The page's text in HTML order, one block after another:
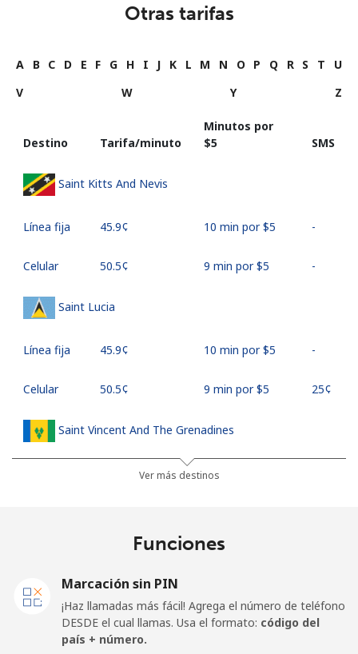
Otras tarifas
A B C D E F G H I J K L M N O P Q R S T
U
V
W Y Z
Destino Tarifa/minuto
Minutos por
⁦$5⁩
SMS
Saint Kitts And Nevis
Línea fija ⁦45.9¢⁩ 10 min por ⁦$5⁩ -
Celular ⁦50.5¢⁩ 9 min por ⁦$5⁩ -
Saint Lucia
Línea fija ⁦45.9¢⁩ 10 min por ⁦$5⁩ -
Celular ⁦50.5¢⁩ 9 min por ⁦$5⁩ ⁦25¢⁩
Saint Vincent And The Grenadines
12 min por ⁦$5⁩
Línea fija
⁦195.5¢⁩
Ver más destinos
Funciones
Marcación sin PIN
¡Haz llamadas más fácil! Agrega el número de teléfono
DESDE el cual llamas. Usa el formato: código del
país + número.